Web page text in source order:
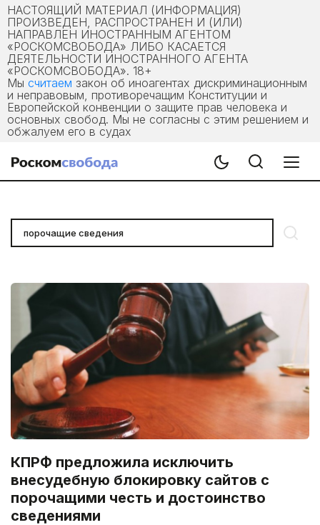
НАСТОЯЩИЙ МАТЕРИАЛ (ИНФОРМАЦИЯ)
ПРОИЗВЕДЕН, РАСПРОСТРАНЕН И (ИЛИ)
НАПРАВЛЕН ИНОСТРАННЫМ АГЕНТОМ
«РОСКОМСВОБОДА» ЛИБО КАСАЕТСЯ
ДЕЯТЕЛЬНОСТИ ИНОСТРАННОГО АГЕНТА
«РОСКОМСВОБОДА». 18+
Мы считаем закон об иноагентах дискриминационным
и неправовым, противоречащим Конституции и
Европейской конвенции о защите прав человека и
основных свобод. Мы не согласны с этим решением и
обжалуем его в судах
КПРФ предложила исключить
внесудебную блокировку сайтов с
порочащими честь и достоинство
сведениями